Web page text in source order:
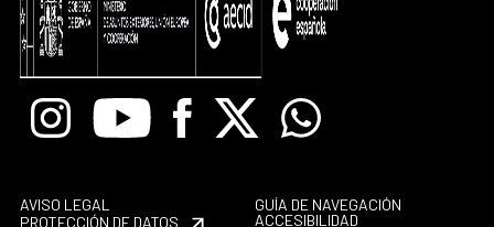
InstagramYoutube Facebook
X Whatsapp
AVISO LEGAL
PROTECCIÓN DE DATOS
GUÍA DE NAVEGACIÓN
ACCESIBILIDAD